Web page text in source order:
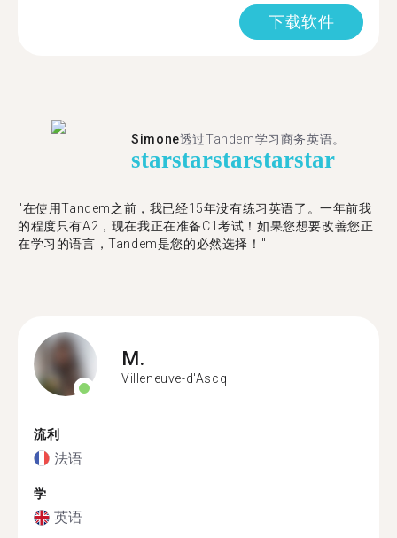
下载软件
Simone透过Tandem学习商务英语。
starstarstarstarstar
"在使用Tandem之前，我已经15年没有练习英语了。一年前我
的程度只有A2，现在我正在准备C1考试！如果您想要改善您正
在学习的语言，Tandem是您的必然选择！"
M.
Villeneuve-d'Ascq
流利
法语
学
英语